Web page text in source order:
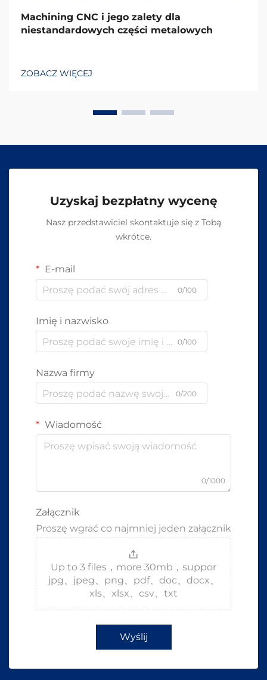
Machining CNC i jego zalety dla
niestandardowych części metalowych
ZOBACZ WIĘCEJ
Uzyskaj bezpłatny wycenę
Nasz przedstawiciel skontaktuje się z Tobą
wkrótce.
E-mail
0/100
Imię i nazwisko
0/100
Nazwa firmy
0/200
Wiadomość
0/1000
Załącznik
Proszę wgrać co najmniej jeden załącznik
Up to 3 files，more 30mb，suppor
jpg、jpeg、png、pdf、doc、docx、
xls、xlsx、csv、txt
Wyślij